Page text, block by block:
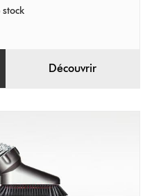
Découvrir